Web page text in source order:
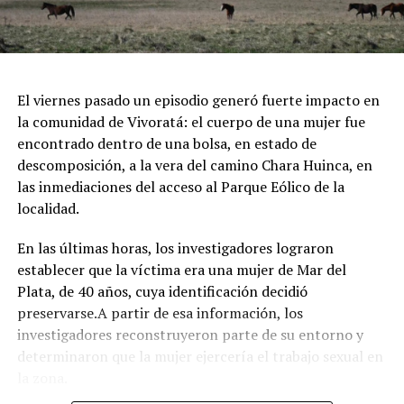
invitados en el escenario principal, junto a una zona
dedicada exclusivamente al entretenimiento infantil con
arboledas y dejarse tentar por una taza de chocolate
caliente mientras se disfruta de buena música es el plan
perfecto para escaparse de la rutina este fin de semana
largo.
INFORMACIÓN GENERAL DEL EVENTO
Evento: 30° Fiesta Nacional del Chocolate Artesanal
(ChocoGesell)
Fecha: Fin de semana largo del 17 de Agosto de 2026
Horario: De 11:00 a 21:00 hs.
Lugar: Pinar del Norte (Alameda 202 y Calle 303, Villa
Gesell)
El viernes pasado un episodio generó fuerte impacto en
la comunidad de Vivoratá: el cuerpo de una mujer fue
encontrado dentro de una bolsa, en estado de
descomposición, a la vera del camino Chara Huinca, en
las inmediaciones del acceso al Parque Eólico de la
localidad.
En las últimas horas, los investigadores lograron
establecer que la víctima era una mujer de Mar del
Plata, de 40 años, cuya identificación decidió
preservarse.A partir de esa información, los
investigadores reconstruyeron parte de su entorno y
determinaron que la mujer ejercería el trabajo sexual en